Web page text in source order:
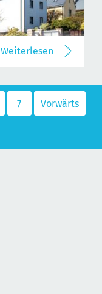
Weiterlesen
7 Vorwärts